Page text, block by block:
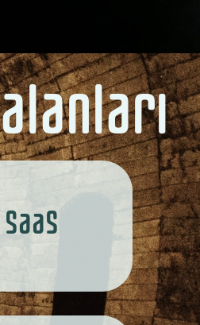
SaaS